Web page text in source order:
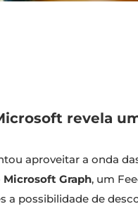
revela
aproveitar a onda
Microsoft Graph, um
a possibilidade de